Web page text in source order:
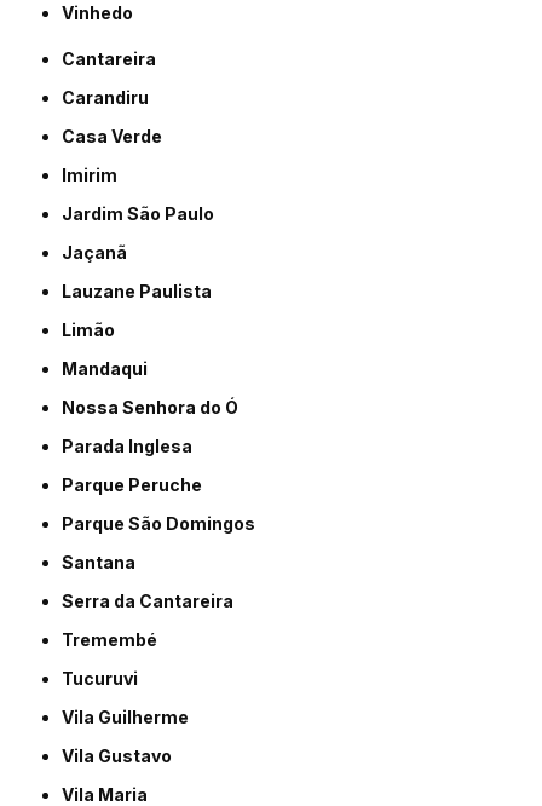
Vinhedo
Cantareira
Carandiru
Casa Verde
Imirim
Jardim São Paulo
Jaçanã
Lauzane Paulista
Limão
Mandaqui
Nossa Senhora do Ó
Parada Inglesa
Parque Peruche
Parque São Domingos
Santana
Serra da Cantareira
Tremembé
Tucuruvi
Vila Guilherme
Vila Gustavo
Vila Maria